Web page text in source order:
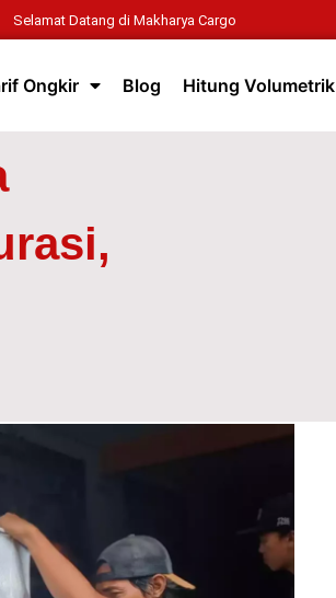
Selamat Datang di Makharya Cargo
Ongkir Blog Hitung Volumetrik